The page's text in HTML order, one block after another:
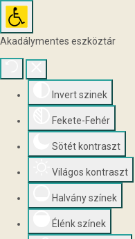
Akadálymentes eszköztár
Invert szinek
Fekete-Fehér
Sötét kontraszt
Világos kontraszt
Halvány színek
Élénk színek